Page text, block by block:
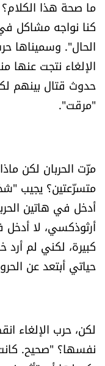
ما صحة هذا الكلام؟
كنا نواجه مشاكل
الحال". وسميناها
الإلغاء نتجت عنها
حدوث قتال بينهم
"مرقت".
مرّت الحربان لكن
متسرّعتين؟ يجيب
أدخل في هاتين
أرثوذكسي، لا أدخل
كبيرة، لكني لم
حياتي أبتعد عن
لكن، حرب الإلغاء
نفسها؟ "صحيح.